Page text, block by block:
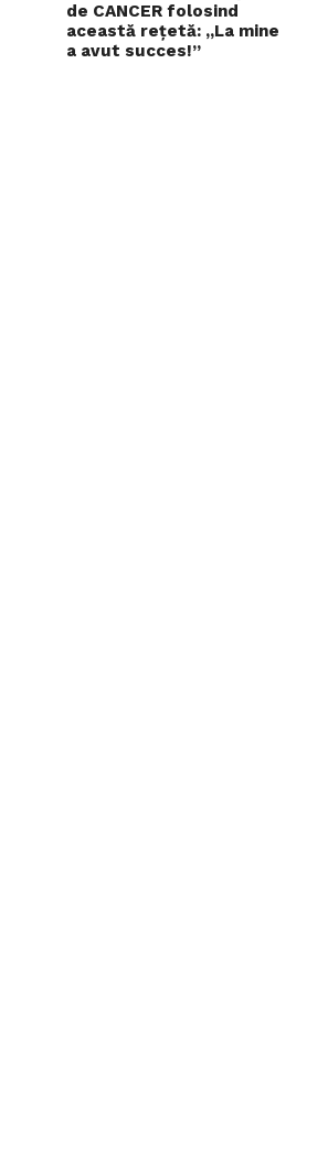
de CANCER folosind
această rețetă: „La mine
a avut succes!”